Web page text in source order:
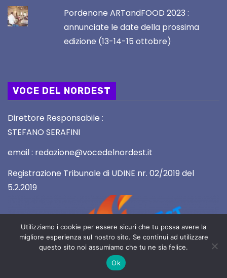
Pordenone ARTandFOOD 2023 :
annunciate le date della prossima
edizione (13-14-15 ottobre)
VOCE DEL NORDEST
Direttore Responsabile :
STEFANO SERAFINI
email : redazione@vocedelnordest.it
Registrazione Tribunale di UDINE nr. 02/2019 del
5.2.2019
Utilizziamo i cookie per essere sicuri che tu possa avere la
migliore esperienza sul nostro sito. Se continui ad utilizzare
questo sito noi assumiamo che tu ne sia felice.
Ok